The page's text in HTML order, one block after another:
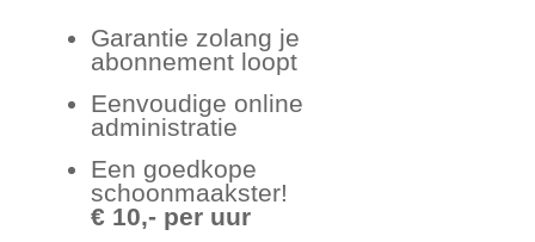
Garantie zolang je
abonnement loopt
Eenvoudige online
administratie
Een goedkope
schoonmaakster!
€ 10,- per uur